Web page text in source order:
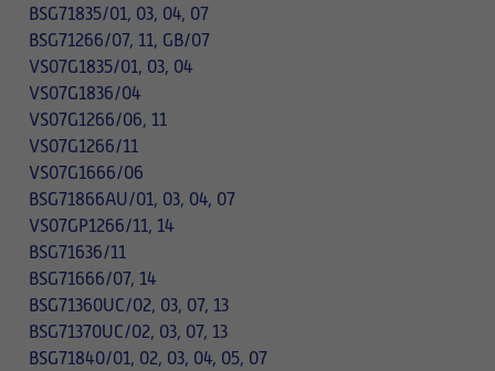
BSG71835/01, 03, 04, 07
BSG71266/07, 11, GB/07
VS07G1835/01, 03, 04
VS07G1836/04
VS07G1266/06, 11
VS07G1266/11
VS07G1666/06
BSG71866AU/01, 03, 04, 07
VS07GP1266/11, 14
BSG71636/11
BSG71666/07, 14
BSG71360UC/02, 03, 07, 13
BSG71370UC/02, 03, 07, 13
BSG71840/01, 02, 03, 04, 05, 07